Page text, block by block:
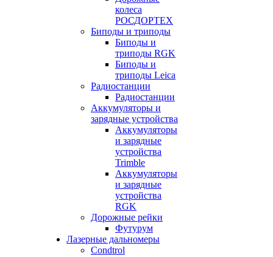
колеса
РОСДОРТЕХ
Биподы и триподы
Биподы и
триподы RGK
Биподы и
триподы Leica
Радиостанции
Радиостанции
Аккумуляторы и
зарядные устройства
Аккумуляторы
и зарядные
устройства
Trimble
Аккумуляторы
и зарядные
устройства
RGK
Дорожные рейки
Футурум
Лазерные дальномеры
Condtrol